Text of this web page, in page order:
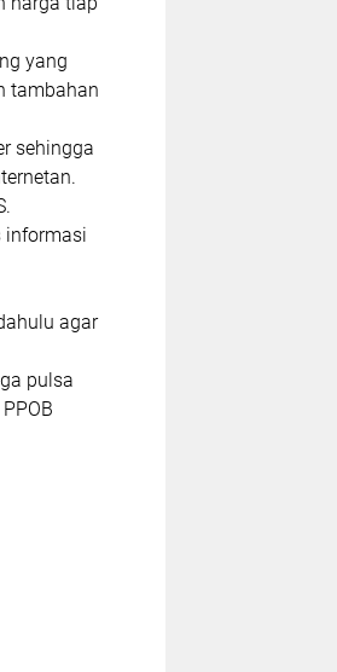
yang
tambahan
sehingga
informasi
agar
pulsa